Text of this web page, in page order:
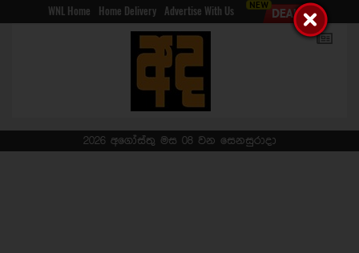
WNL Home Home Delivery Advertise With Us
2026 අගෝස්තු මස 08 වන සෙනසුරාදා